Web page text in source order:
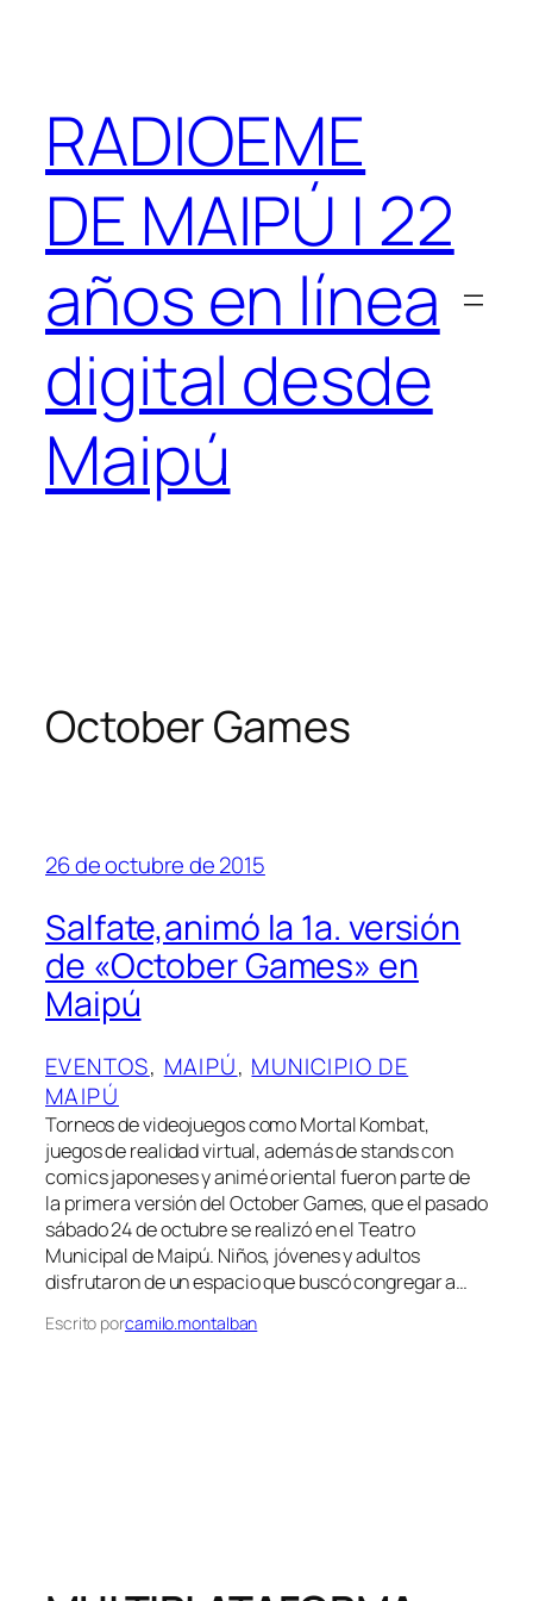
RADIOEME
DE MAIPÚ | 22
años en línea
digital desde
Maipú
October Games
26 de octubre de 2015
Salfate,animó la 1a. versión
de «October Games» en
Maipú
EVENTOS, MAIPÚ, MUNICIPIO DE
MAIPÚ
Torneos de videojuegos como Mortal Kombat,
juegos de realidad virtual, además de stands con
comics japoneses y animé oriental fueron parte de
la primera versión del October Games, que el pasado
sábado 24 de octubre se realizó en el Teatro
Municipal de Maipú. Niños, jóvenes y adultos
disfrutaron de un espacio que buscó congregar a…
Escrito porcamilo.montalban